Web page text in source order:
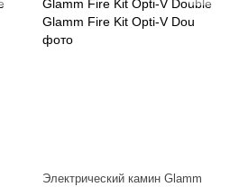
Электрический камин Glamm